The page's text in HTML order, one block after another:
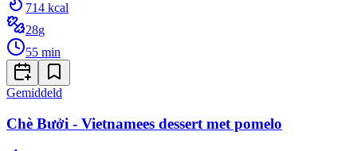
714 kcal
28g
55 min
Gemiddeld
Chè Bưởi - Vietnamees dessert met pomelo